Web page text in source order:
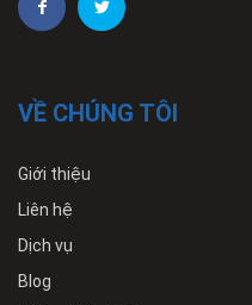
VỀ CHÚNG TÔI
Giới thiệu
Liên hệ
Dịch vụ
Blog